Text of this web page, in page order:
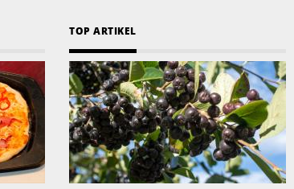
TOP ARTIKEL